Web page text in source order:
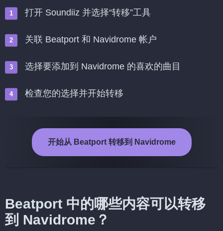
打开 Soundiiz 并选择“转移”工具
关联 Beatport 和 Navidrome 帐户
选择要添加到 Navidrome 的喜欢的曲目
检查您的选择并开始转移
开始从 Beatport 转移到 Navidrome
Beatport 中的哪些内容可以转移
到 Navidrome？